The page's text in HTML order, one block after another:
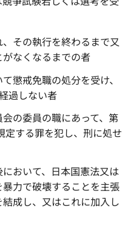
その執行を終わるまで又
なくなるまでの者
懲戒免職の処分を受け、
過しない者
の委員の職にあって、第
定する罪を犯し、刑に処せ
おいて、日本国憲法又は
力で破壊することを主張
成し、又はこれに加入し